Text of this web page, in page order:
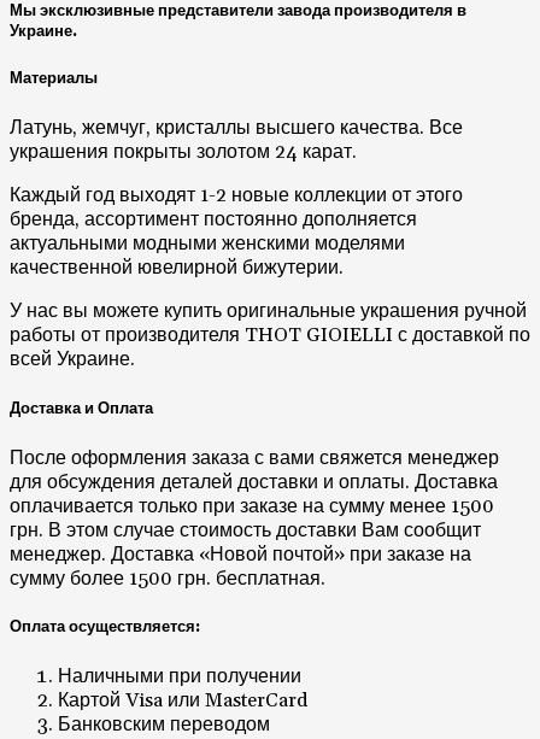
Мы эксклюзивные представители завода производителя в
Украине.
Материалы
Латунь, жемчуг, кристаллы высшего качества. Все
украшения покрыты золотом 24 карат.
Каждый год выходят 1-2 новые коллекции от этого
бренда, ассортимент постоянно дополняется
актуальными модными женскими моделями
качественной ювелирной бижутерии.
У нас вы можете купить оригинальные украшения ручной
работы от производителя THOT GIOIELLI с доставкой по
всей Украине.
Доставка и Оплата
После оформления заказа с вами свяжется менеджер
для обсуждения деталей доставки и оплаты. Доставка
оплачивается только при заказе на сумму менее 1500
грн. В этом случае стоимость доставки Вам сообщит
менеджер. Доставка «Новой почтой» при заказе на
сумму более 1500 грн. бесплатная.
Оплата осуществляется:
Наличными при получении
Картой Visa или MasterCard
Банковским переводом